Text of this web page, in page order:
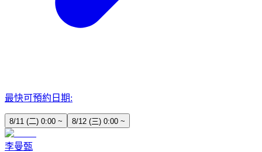
最快可預約日期:
8/11 (二) 0:00 ~ 8/12 (三) 0:00 ~
李曼甄